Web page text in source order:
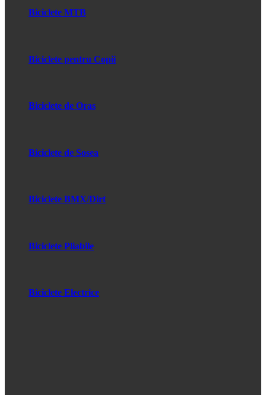
Biciclete MTB
Biciclete pentru Copii
Biciclete de Oras
Biciclete de Sosea
Biciclete BMX/Dirt
Biciclete Pliabile
Biciclete Electrice